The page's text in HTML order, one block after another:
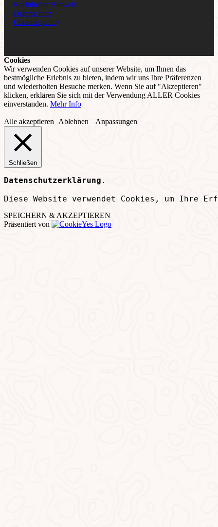
Rechtlicher Hinweis
Datenschutz
Cookies policy
Cookies
Wir verwenden Cookies auf unserer Website, um Ihnen das
bestmögliche Erlebnis zu bieten, indem wir uns Ihre Präferenzen
und wiederholten Besuche merken. Wenn Sie auf "Akzeptieren"
klicken, erklären Sie sich mit der Verwendung ALLER Cookies
einverstanden. Mehr Info
Alle akzeptieren Ablehnen Anpassungen
Schließen
Datenschutzerklärung .
Diese Website verwendet Cookies, um Ihre
SPEICHERN & AKZEPTIEREN
Präsentiert von